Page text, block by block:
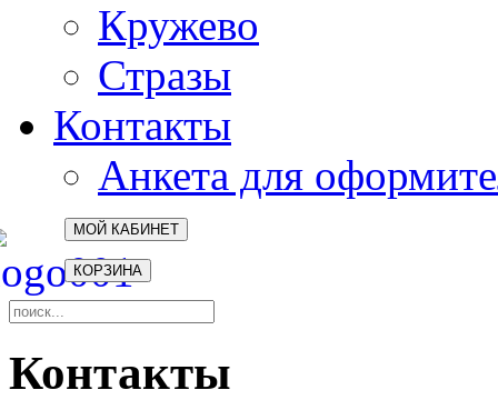
Кружево
Стразы
Контакты
Анкета для
МОЙ КАБИНЕТ
КОРЗИНА
Контакты